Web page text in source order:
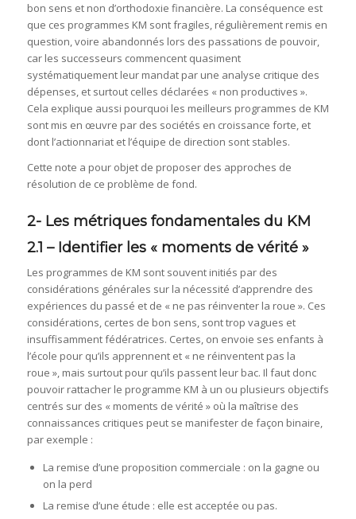
bon sens et non d’orthodoxie financière. La conséquence est
que ces programmes KM sont fragiles, régulièrement remis en
question, voire abandonnés lors des passations de pouvoir,
car les successeurs commencent quasiment
systématiquement leur mandat par une analyse critique des
dépenses, et surtout celles déclarées « non productives ».
Cela explique aussi pourquoi les meilleurs programmes de KM
sont mis en œuvre par des sociétés en croissance forte, et
dont l’actionnariat et l’équipe de direction sont stables.
Cette note a pour objet de proposer des approches de
résolution de ce problème de fond.
2- Les métriques fondamentales du KM
2.1 – Identifier les « moments de vérité »
Les programmes de KM sont souvent initiés par des
considérations générales sur la nécessité d’apprendre des
expériences du passé et de « ne pas réinventer la roue ». Ces
considérations, certes de bon sens, sont trop vagues et
insuffisamment fédératrices. Certes, on envoie ses enfants à
l’école pour qu’ils apprennent et « ne réinventent pas la
roue », mais surtout pour qu’ils passent leur bac. Il faut donc
pouvoir rattacher le programme KM à un ou plusieurs objectifs
centrés sur des « moments de vérité » où la maîtrise des
connaissances critiques peut se manifester de façon binaire,
par exemple :
La remise d’une proposition commerciale : on la gagne ou
on la perd
La remise d’une étude : elle est acceptée ou pas.